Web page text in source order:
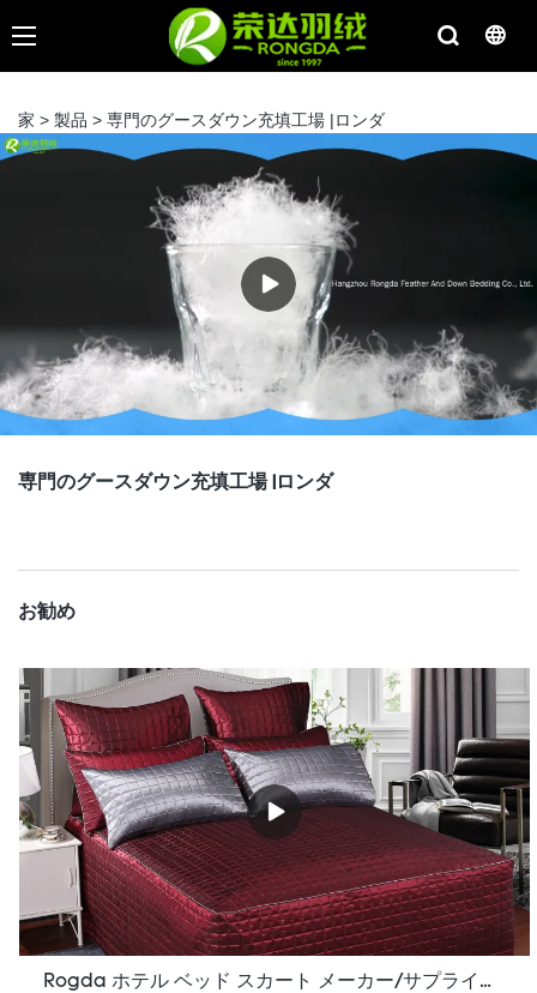
家 > 製品 > 専門のグースダウン充填工場 |ロンダ
専門のグースダウン充填工場 |ロンダ
お勧め
Rogda ホテル ベッド スカート メーカー/サプライヤー Rd-Hf-006